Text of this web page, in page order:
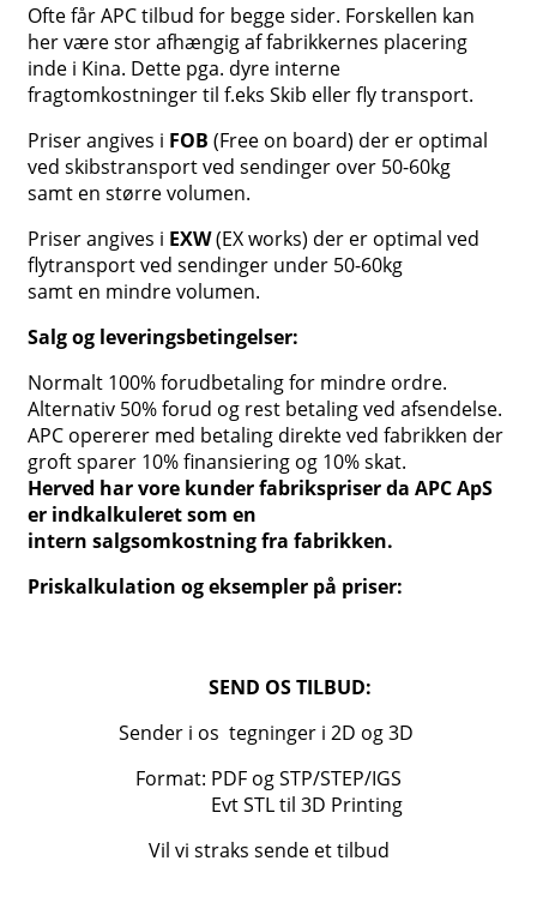
Ofte får APC tilbud for begge sider. Forskellen kan
her være stor afhængig af fabrikkernes placering
inde i Kina. Dette pga. dyre interne
fragtomkostninger til f.eks Skib eller fly transport.
Priser angives i FOB (Free on board) der er optimal
ved skibstransport ved sendinger over 50-60kg
samt en større volumen.
Priser angives i EXW(EX works) der er optimal ved
flytransport ved sendinger under 50-60kg
samt en mindre volumen.
Salg og leveringsbetingelser:
Normalt 100% forudbetaling for mindre ordre.
Alternativ 50% forud og rest betaling ved afsendelse.
APC opererer med betaling direkte ved fabrikken der
groft sparer 10% finansiering og 10% skat.
Herved har vore kunder fabrikspriser da APC ApS
er indkalkuleret som en
intern salgsomkostning fra fabrikken.
Priskalkulation og eksempler på priser:
SEND OS TILBUD:
Sender i os tegninger i 2D og 3D
Format: PDF og STP/STEP/IGS
Evt STL til 3D Printing
Vil vi straks sende et tilbud